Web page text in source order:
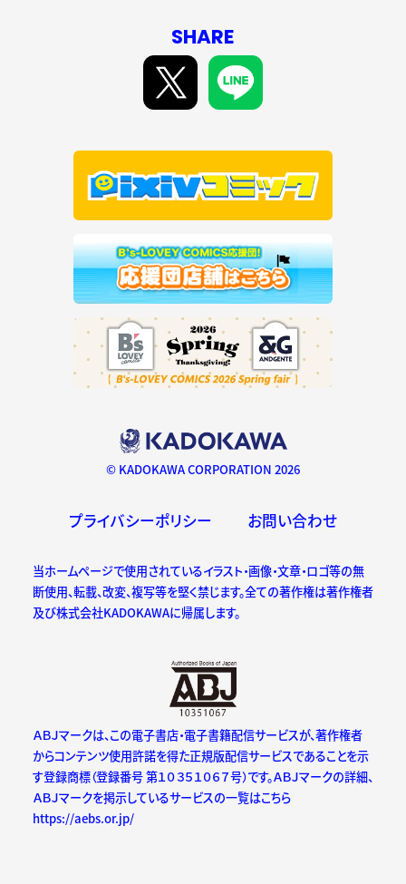
SHARE
© KADOKAWA CORPORATION 2026
プライバシーポリシー お問い合わせ
当ホームページで使用されているイラスト・画像・文章・ロゴ等の無
断使用、転載、改変、複写等を堅く禁じます。全ての著作権は著作権者
及び株式会社KADOKAWAに帰属します。
ＡＢＪマークは、この電子書店・電子書籍配信サービスが、著作権者
からコンテンツ使用許諾を得た正規版配信サービスであることを示
す登録商標（登録番号 第１０３５１０６７号）です。ＡＢＪマークの詳細、
ＡＢＪマークを掲示しているサービスの一覧はこちら
https://aebs.or.jp/